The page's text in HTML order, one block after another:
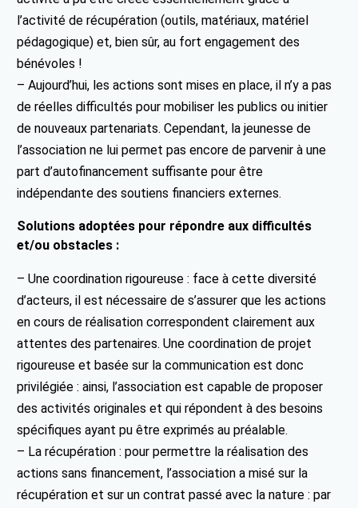
l’activité de récupération (outils, matériaux, matériel
pédagogique) et, bien sûr, au fort engagement des
bénévoles !
– Aujourd’hui, les actions sont mises en place, il n’y a pas
de réelles difficultés pour mobiliser les publics ou initier
de nouveaux partenariats. Cependant, la jeunesse de
l’association ne lui permet pas encore de parvenir à une
part d’autofinancement suffisante pour être
indépendante des soutiens financiers externes.
Solutions adoptées pour répondre aux difficultés
et/ou obstacles :
– Une coordination rigoureuse : face à cette diversité
d’acteurs, il est nécessaire de s’assurer que les actions
en cours de réalisation correspondent clairement aux
attentes des partenaires. Une coordination de projet
rigoureuse et basée sur la communication est donc
privilégiée : ainsi, l’association est capable de proposer
des activités originales et qui répondent à des besoins
spécifiques ayant pu être exprimés au préalable.
– La récupération : pour permettre la réalisation des
actions sans financement, l’association a misé sur la
récupération et sur un contrat passé avec la nature : par